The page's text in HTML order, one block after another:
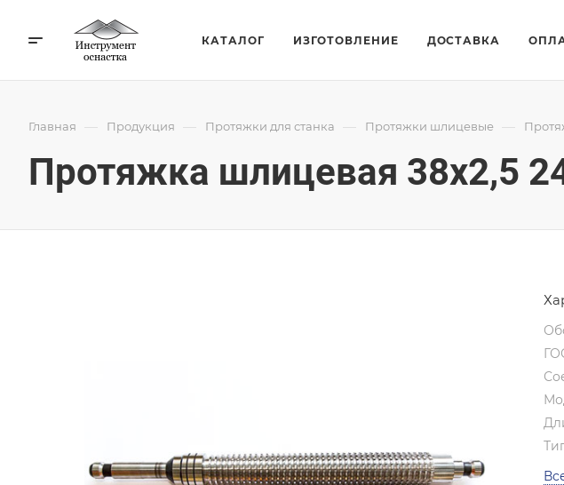
КАТАЛОГ ИЗГОТОВЛЕНИЕ ДОСТАВКА
Главная — Продукция — Протяжки для станка — Протяжки шлицевые —
Протяжка шлицевая 38x2,5